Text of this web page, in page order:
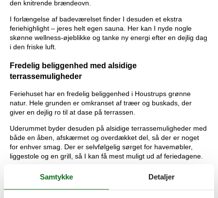
den knitrende brændeovn.
I forlængelse af badeværelset finder I desuden et ekstra
feriehighlight – jeres helt egen sauna. Her kan I nyde nogle
skønne wellness-øjeblikke og tanke ny energi efter en dejlig dag
i den friske luft.
Fredelig beliggenhed med alsidige
terrassemuligheder
Feriehuset har en fredelig beliggenhed i Houstrups grønne
natur. Hele grunden er omkranset af træer og buskads, der
giver en dejlig ro til at dase på terrassen.
Uderummet byder desuden på alsidige terrassemuligheder med
både en åben, afskærmet og overdækket del, så der er noget
for enhver smag. Der er selvfølgelig sørget for havemøbler,
liggestole og en grill, så I kan få mest muligt ud af feriedagene.
Houstrup – et roligt og naturskønt ferieområde kort
Samtykke Detaljer